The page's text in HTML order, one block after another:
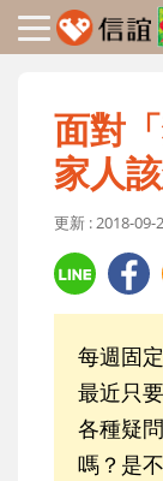
面對
家人
更新 : 2018-09-
每週固
最近只
各種疑
嗎？是